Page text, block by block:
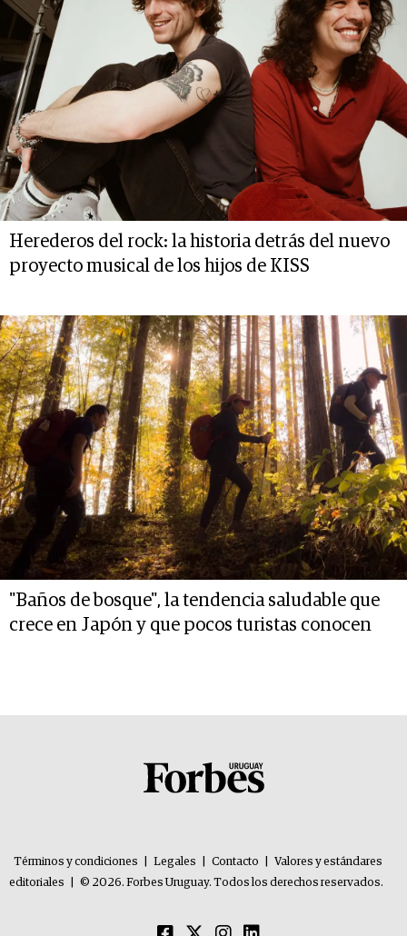
Herederos del rock: la historia detrás del nuevo
proyecto musical de los hijos de KISS
"Baños de bosque", la tendencia saludable que
crece en Japón y que pocos turistas conocen
Términos y condiciones Legales Contacto
Valores y estándares
editoriales
© 2026. Forbes Uruguay. Todos los derechos reservados.